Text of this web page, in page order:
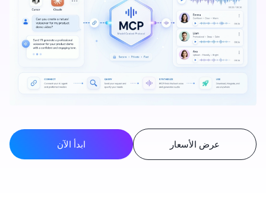
ابدأ الآن عرض الأسعار